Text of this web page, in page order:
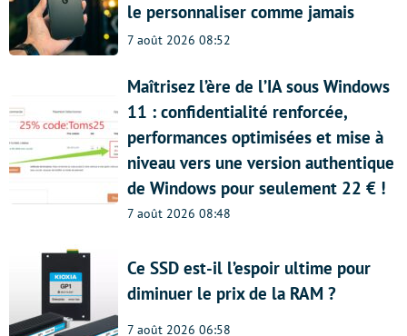
le personnaliser comme jamais
7 août 2026 08:52
Maîtrisez l’ère de l’IA sous Windows
11 : confidentialité renforcée,
performances optimisées et mise à
niveau vers une version authentique
de Windows pour seulement 22 € !
7 août 2026 08:48
Ce SSD est-il l’espoir ultime pour
diminuer le prix de la RAM ?
7 août 2026 06:58